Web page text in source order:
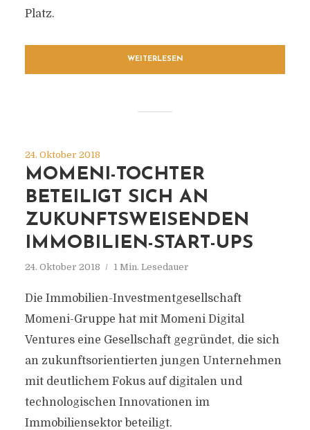
Platz.
WEITERLESEN
24. Oktober 2018
MOMENI-TOCHTER
BETEILIGT SICH AN
ZUKUNFTSWEISENDEN
IMMOBILIEN-START-UPS
24. Oktober 2018 1 Min. Lesedauer
Die Immobilien-Investmentgesellschaft
Momeni-Gruppe hat mit Momeni Digital
Ventures eine Gesellschaft gegründet, die sich
an zukunftsorientierten jungen Unternehmen
mit deutlichem Fokus auf digitalen und
technologischen Innovationen im
Immobiliensektor beteiligt.